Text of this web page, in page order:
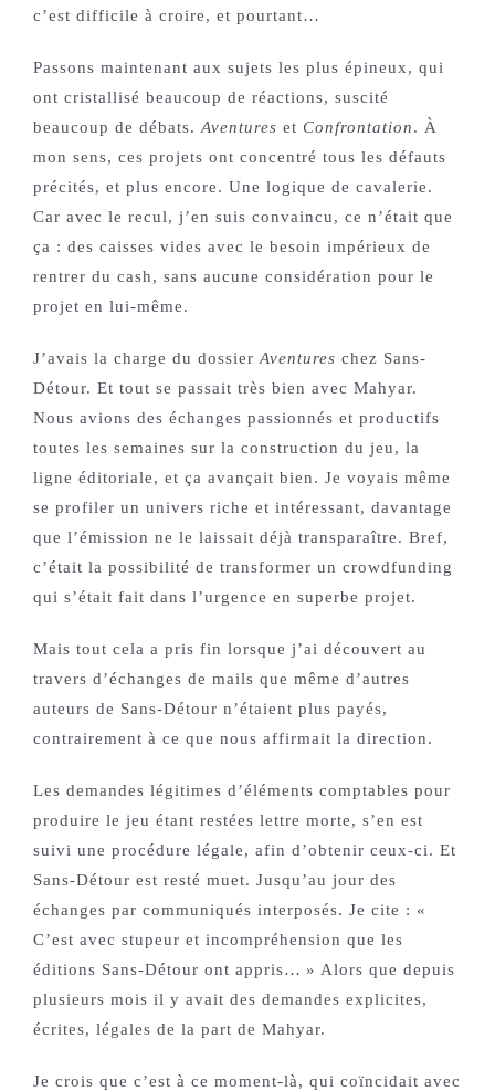
c’est difficile à croire, et pourtant…
Passons maintenant aux sujets les plus épineux, qui
ont cristallisé beaucoup de réactions, suscité
beaucoup de débats. Aventures et Confrontation. À
mon sens, ces projets ont concentré tous les défauts
précités, et plus encore. Une logique de cavalerie.
Car avec le recul, j’en suis convaincu, ce n’était que
ça : des caisses vides avec le besoin impérieux de
rentrer du cash, sans aucune considération pour le
projet en lui-même.
J’avais la charge du dossier Aventures chez Sans-
Détour. Et tout se passait très bien avec Mahyar.
Nous avions des échanges passionnés et productifs
toutes les semaines sur la construction du jeu, la
ligne éditoriale, et ça avançait bien. Je voyais même
se profiler un univers riche et intéressant, davantage
que l’émission ne le laissait déjà transparaître. Bref,
c’était la possibilité de transformer un crowdfunding
qui s’était fait dans l’urgence en superbe projet.
Mais tout cela a pris fin lorsque j’ai découvert au
travers d’échanges de mails que même d’autres
auteurs de Sans-Détour n’étaient plus payés,
contrairement à ce que nous affirmait la direction.
Les demandes légitimes d’éléments comptables pour
produire le jeu étant restées lettre morte, s’en est
suivi une procédure légale, afin d’obtenir ceux-ci. Et
Sans-Détour est resté muet. Jusqu’au jour des
échanges par communiqués interposés. Je cite : «
C’est avec stupeur et incompréhension que les
éditions Sans-Détour ont appris… » Alors que depuis
plusieurs mois il y avait des demandes explicites,
écrites, légales de la part de Mahyar.
Je crois que c’est à ce moment-là, qui coïncidait avec